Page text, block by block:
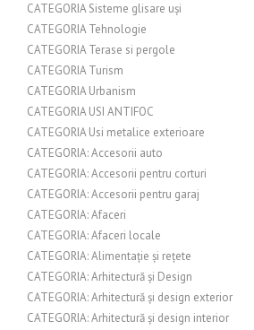
CATEGORIA Sisteme glisare uși
CATEGORIA Tehnologie
CATEGORIA Terase si pergole
CATEGORIA Turism
CATEGORIA Urbanism
CATEGORIA USI ANTIFOC
CATEGORIA Usi metalice exterioare
CATEGORIA: Accesorii auto
CATEGORIA: Accesorii pentru corturi
CATEGORIA: Accesorii pentru garaj
CATEGORIA: Afaceri
CATEGORIA: Afaceri locale
CATEGORIA: Alimentație și rețete
CATEGORIA: Arhitectură și Design
CATEGORIA: Arhitectură și design exterior
CATEGORIA: Arhitectură și design interior